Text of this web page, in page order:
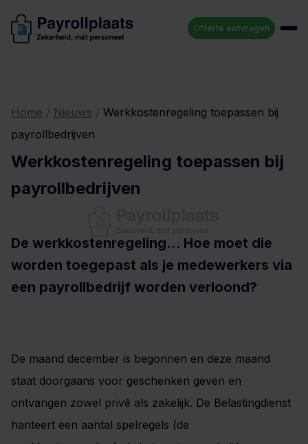
Offerte aanvragen
Home / Nieuws / Werkkostenregeling toepassen bij
payrollbedrijven
Werkkostenregeling toepassen bij
payrollbedrijven
De werkkostenregeling… Hoe moet die
worden toegepast als je medewerkers via
een payrollbedrijf worden verloond?
De maand december is begonnen en deze maand
staat doorgaans voor geschenken geven en
ontvangen zowel privé als zakelijk. De Belastingdienst
hanteert een aantal spelregels (de